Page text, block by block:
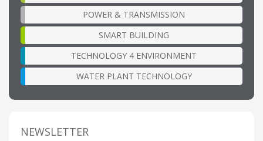
POWER & TRANSMISSION
SMART BUILDING
TECHNOLOGY 4 ENVIRONMENT
WATER PLANT TECHNOLOGY
NEWSLETTER